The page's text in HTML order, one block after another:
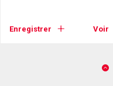
Enregistrer Voir